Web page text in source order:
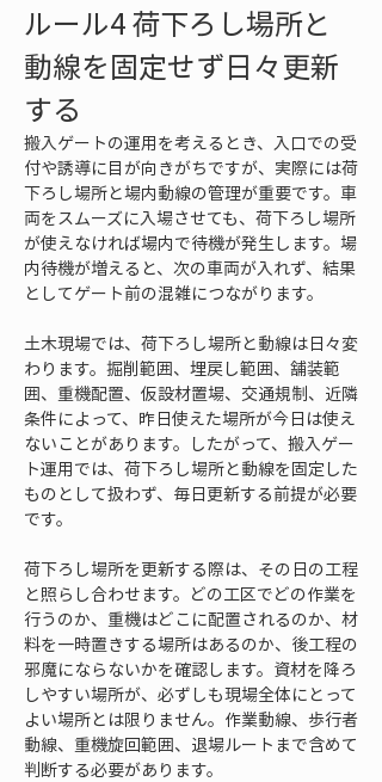
ルール4 荷下ろし場所と
動線を固定せず日々更新
する
搬入ゲートの運用を考えるとき、入口での受
付や誘導に目が向きがちですが、実際には荷
下ろし場所と場内動線の管理が重要です。車
両をスムーズに入場させても、荷下ろし場所
が使えなければ場内で待機が発生します。場
内待機が増えると、次の車両が入れず、結果
としてゲート前の混雑につながります。
土木現場では、荷下ろし場所と動線は日々変
わります。掘削範囲、埋戻し範囲、舗装範
囲、重機配置、仮設材置場、交通規制、近隣
条件によって、昨日使えた場所が今日は使え
ないことがあります。したがって、搬入ゲー
ト運用では、荷下ろし場所と動線を固定した
ものとして扱わず、毎日更新する前提が必要
です。
荷下ろし場所を更新する際は、その日の工程
と照らし合わせます。どの工区でどの作業を
行うのか、重機はどこに配置されるのか、材
料を一時置きする場所はあるのか、後工程の
邪魔にならないかを確認します。資材を降ろ
しやすい場所が、必ずしも現場全体にとって
よい場所とは限りません。作業動線、歩行者
動線、重機旋回範囲、退場ルートまで含めて
判断する必要があります。